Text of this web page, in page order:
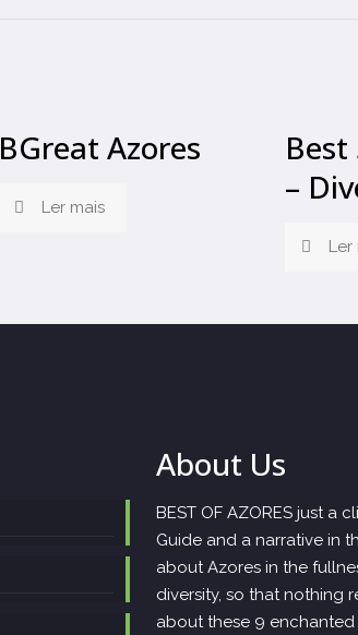
BGreat Azores
Ler mais
Best
–
Ler
About Us
BEST OF AZORES just a
Guide and a narrative in
about Azores in the
diversity, so that nothing
about these 9 enchanted